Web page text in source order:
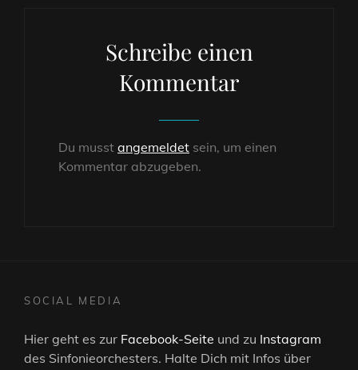
Schreibe einen
Kommentar
Du musst angemeldet sein, um einen
Kommentar abzugeben.
SOCIAL MEDIA
Hier geht es zur Facebook-Seite und zu Instagram
des Sinfonieorchesters. Halte Dich mit Infos über